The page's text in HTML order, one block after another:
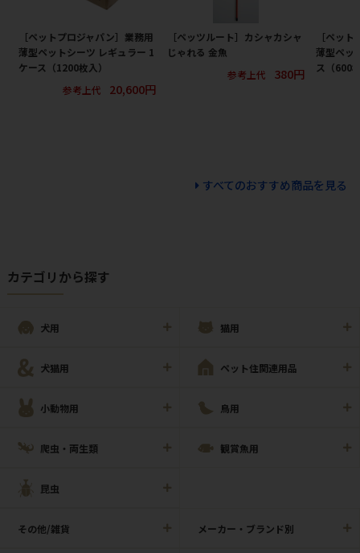
［ペットプロジャパン］業務用
薄型ペットシーツ レギュラー 1
ケース（1200枚入）
参考上代
20,600円
［ペッツルート］カシャカシャ
じゃれる 金魚
参考上代
380円
［ペッ
薄型ペッ
ス（600
すべてのおすすめ商品を見る
カテゴリから探す
犬用 猫用
犬猫用 ペット住関連用品
小動物用 鳥用
爬虫・両生類 観賞魚用
昆虫
その他/雑貨 メーカー・ブランド別